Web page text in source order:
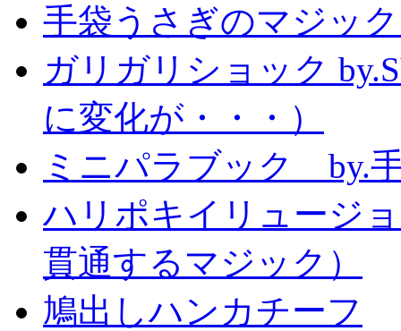
手袋うさぎのマジッ
ガリガリショック
に変化が・・・）
ミニパラブック by.
ハリポキイリュージ
貫通するマジック）
鳩出しハンカチーフ